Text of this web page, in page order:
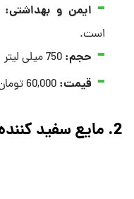
ایمن و بهداشتی:
است.
حجم:
قیمت: 60,000 تومان
2. مایع سفید کننده وایتکس مدل fgh